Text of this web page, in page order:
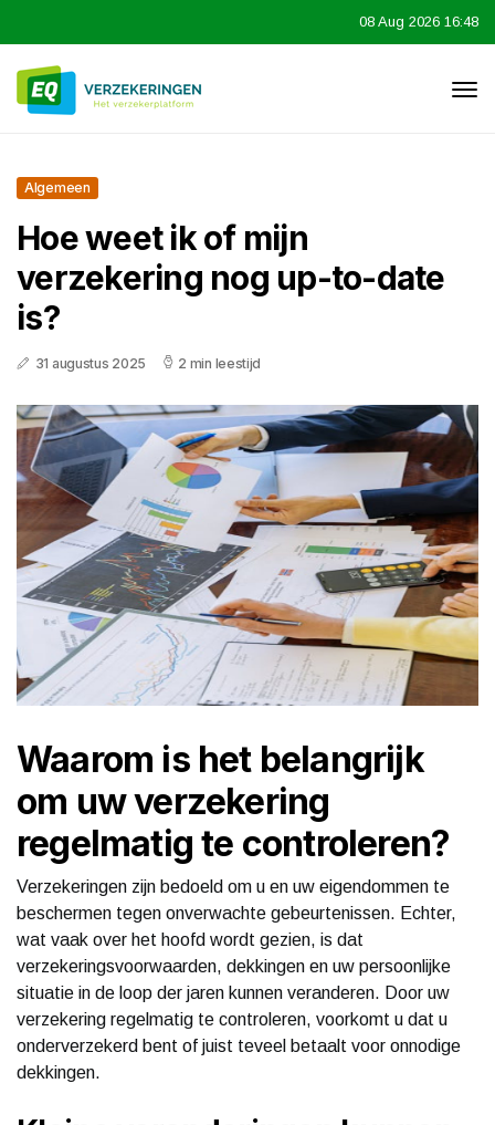
08 Aug 2026 16:48
Algemeen
Hoe weet ik of mijn
verzekering nog up-to-date
is?
31 augustus 2025 2 min leestijd
Waarom is het belangrijk
om uw verzekering
regelmatig te controleren?
Verzekeringen zijn bedoeld om u en uw eigendommen te
beschermen tegen onverwachte gebeurtenissen. Echter,
wat vaak over het hoofd wordt gezien, is dat
verzekeringsvoorwaarden, dekkingen en uw persoonlijke
situatie in de loop der jaren kunnen veranderen. Door uw
verzekering regelmatig te controleren, voorkomt u dat u
onderverzekerd bent of juist teveel betaalt voor onnodige
dekkingen.